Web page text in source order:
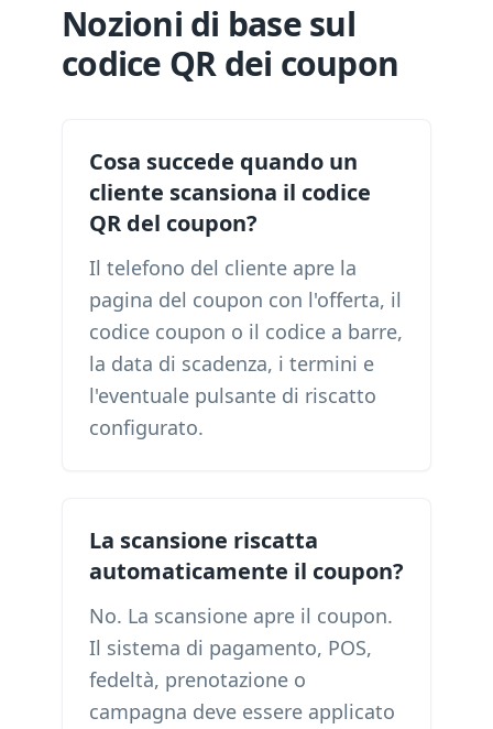
Nozioni di base sul
codice QR dei coupon
Cosa succede quando un
cliente scansiona il codice
QR del coupon?
Il telefono del cliente apre la
pagina del coupon con l'offerta, il
codice coupon o il codice a barre,
la data di scadenza, i termini e
l'eventuale pulsante di riscatto
configurato.
La scansione riscatta
automaticamente il coupon?
No. La scansione apre il coupon.
Il sistema di pagamento, POS,
fedeltà, prenotazione o
campagna deve essere applicato